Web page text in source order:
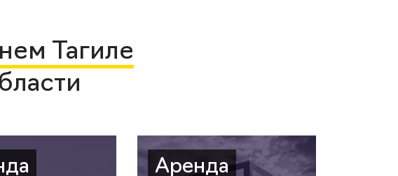
Тагиле
Аренда